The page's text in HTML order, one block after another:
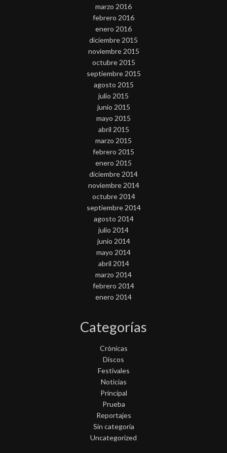
marzo 2016
febrero 2016
enero 2016
diciembre 2015
noviembre 2015
octubre 2015
septiembre 2015
agosto 2015
julio 2015
junio 2015
mayo 2015
abril 2015
marzo 2015
febrero 2015
enero 2015
diciembre 2014
noviembre 2014
octubre 2014
septiembre 2014
agosto 2014
julio 2014
junio 2014
mayo 2014
abril 2014
marzo 2014
febrero 2014
enero 2014
Categorías
Crónicas
Discos
Festivales
Noticias
Principal
Prueba
Reportajes
Sin categoría
Uncategorized